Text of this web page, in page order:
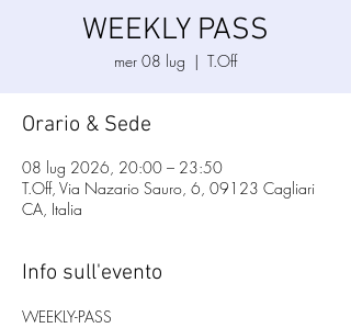
WEEKLY PASS
mer 08 lug
  |
T.Off
Orario & Sede
08 lug 2026, 20:00 – 23:50
T.Off, Via Nazario Sauro, 6, 09123 Cagliari
CA, Italia
Info sull'evento
WEEKLY-PASS